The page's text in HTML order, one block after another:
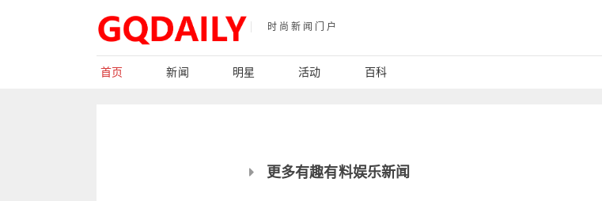
时尚新闻门户
首页 新闻 明星 活动 百科
更多有趣有料娱乐新闻